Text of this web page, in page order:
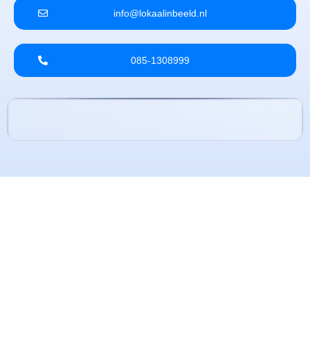
info@lokaalinbeeld.nl
085-1308999